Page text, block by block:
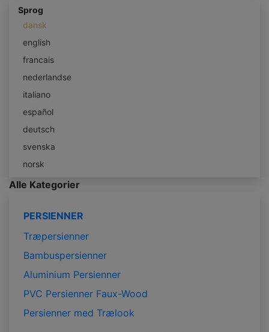
Sprog
dansk
english
francais
nederlandse
italiano
español
deutsch
svenska
norsk
Alle Kategorier
PERSIENNER
Træpersienner
Bambuspersienner
Aluminium Persienner
PVC Persienner Faux-Wood
Persienner med Trælook